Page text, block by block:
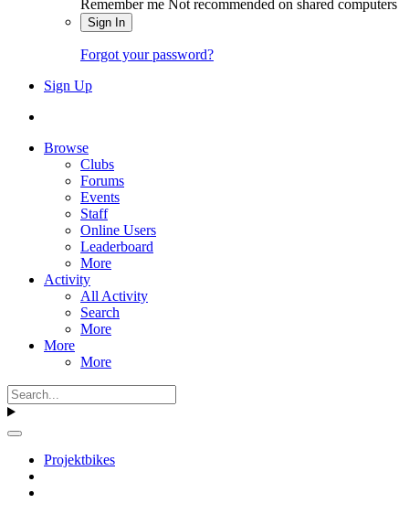
Remember me Not recommended on shared computers
Sign In
Forgot your password?
Sign Up
Browse
Clubs
Forums
Events
Staff
Online Users
Leaderboard
More
Activity
All Activity
Search
More
More
More
Projektbikes